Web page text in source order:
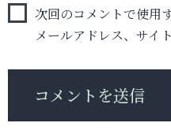
次回のコメントで使用
メールアドレス、サイ